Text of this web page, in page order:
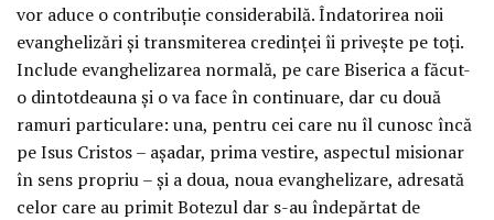
vor aduce o contribuţie considerabilă. Îndatorirea noii
evanghelizări şi transmiterea credinţei îi priveşte pe toţi.
Include evanghelizarea normală, pe care Biserica a făcut-
o dintotdeauna şi o va face în continuare, dar cu două
ramuri particulare: una, pentru cei care nu îl cunosc încă
pe Isus Cristos – aşadar, prima vestire, aspectul misionar
în sens propriu – şi a doua, noua evanghelizare, adresată
celor care au primit Botezul dar s-au îndepărtat de